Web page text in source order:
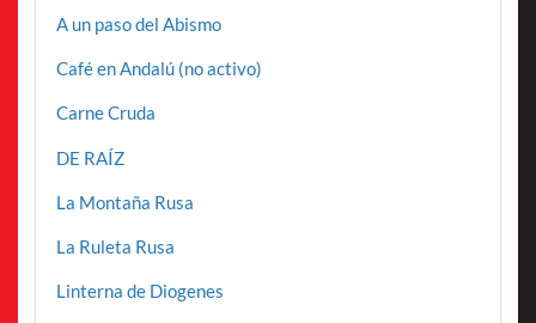
A un paso del Abismo
Café en Andalú (no activo)
Carne Cruda
DE RAÍZ
La Montaña Rusa
La Ruleta Rusa
Linterna de Diogenes